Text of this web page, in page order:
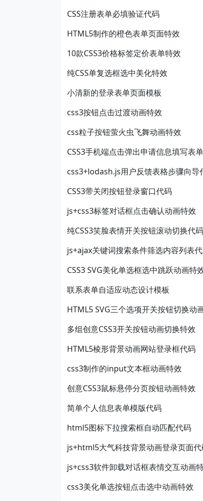
CSS注册表单必填验证代码
HTML5制作的橙色表单页面特效
10款CSS3价格标签定价表单特效
纯CSS单复选框选中美化特效
小清新的登录表单页面模板
css3按钮点击过渡动画特效
css粒子按钮萤火虫飞舞动画特效
CSS3手机端点击弹出申请信息填写表
css3+lodash.js用户反馈表格步骤向导
CSS3带关闭按钮登录窗口代码
js+css3标签对话框点击确认动画特效
纯CSS3笑脸表情开关按钮滚动切换代码
js+ajax关键词搜索条件筛选内容列表
CSS3 SVG美化单选框选中跳跃动画特
联系表单自适应动态设计模板
HTML5 SVG三个选项开关按钮切换动
多组创意CSS3开关按钮动画切换特效
HTML5棱形背景动画网站登录框代码
css3制作的input文本框动画特效
创意CSS3鼠标悬停分页按钮动画特效
简单个人信息表单模版代码
html5图标下拉搜索框自动匹配代码
js+html5大气科技背景动画登录页面
js+css3软件卸载对话框表情交互动画
css3美化单选按钮点击选中动画特效